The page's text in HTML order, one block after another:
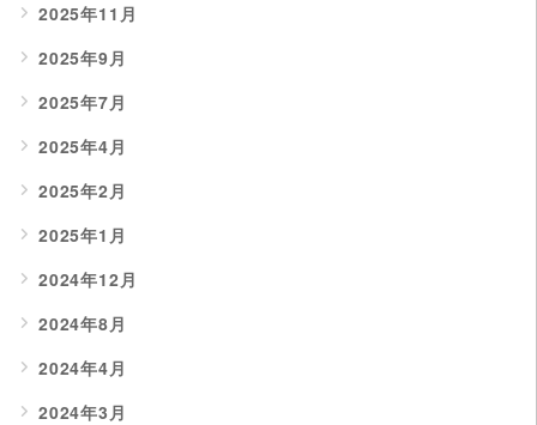
2025年11月
2025年9月
2025年7月
2025年4月
2025年2月
2025年1月
2024年12月
2024年8月
2024年4月
2024年3月